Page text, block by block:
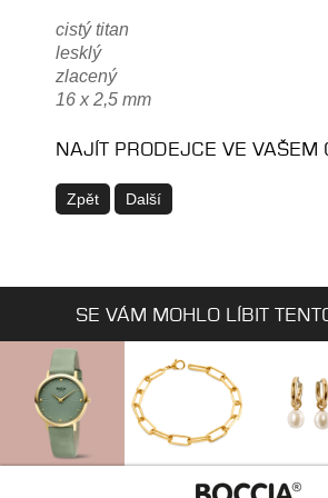
cistý titan
lesklý
zlacený
16 x 2,5 mm
NAJÍT PRODEJCE VE VAŠEM
Zpět Další
SE VÁM MOHLO LÍBIT